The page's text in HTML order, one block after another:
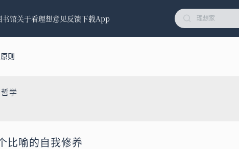
书馆关于看理想意见反馈下载App
则
学
比喻的自我修养